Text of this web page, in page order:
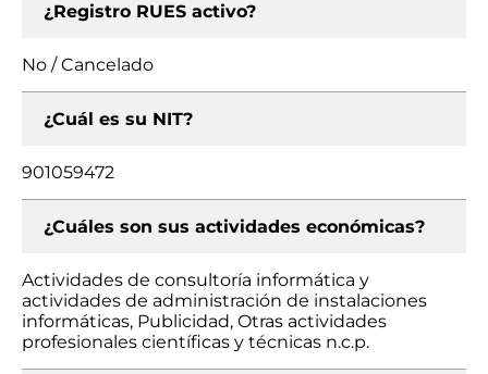
¿Registro RUES activo?
No / Cancelado
¿Cuál es su NIT?
901059472
¿Cuáles son sus actividades económicas?
Actividades de consultoría informática y
actividades de administración de instalaciones
informáticas, Publicidad, Otras actividades
profesionales científicas y técnicas n.c.p.